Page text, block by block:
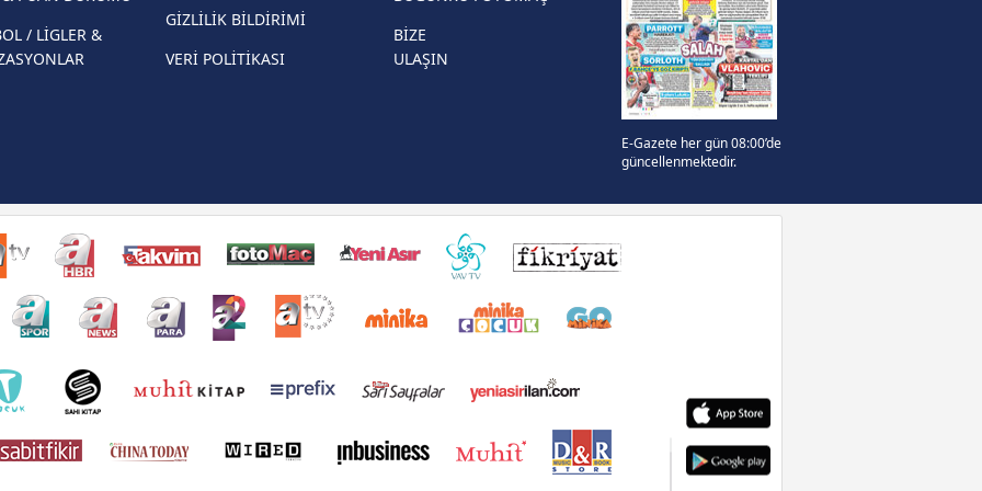
/ LİGLER &
GİZLİLİK BİLDİRİMİ
VERİ POLİTİKASI
BİZE
ULAŞIN
E-Gazete her gün 08:00’de
güncellenmektedir.